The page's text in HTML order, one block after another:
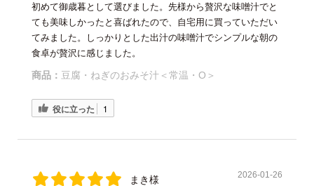
初めて御歳暮として選びました。先様から贅沢な味噌汁でと
ても美味しかったと喜ばれたので、自宅用に買っていただい
てみました。しっかりとした出汁の味噌汁でシンプルな朝の
食卓が贅沢に感じました。
商品： 豆腐・ねぎのおみそ汁＜常温・O＞
役に立った 1
まき様 2026-01-26